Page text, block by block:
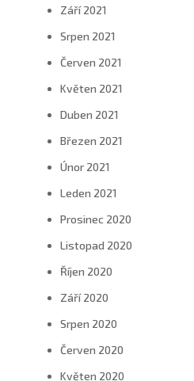
Září 2021
Srpen 2021
Červen 2021
Květen 2021
Duben 2021
Březen 2021
Únor 2021
Leden 2021
Prosinec 2020
Listopad 2020
Říjen 2020
Září 2020
Srpen 2020
Červen 2020
Květen 2020